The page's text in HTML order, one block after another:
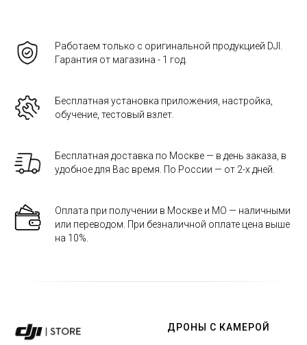
Работаем только с оригинальной продукцией DJI.
Гарантия от магазина - 1 год.
Бесплатная установка приложения, настройка,
обучение, тестовый взлет.
Бесплатная доставка по Москве — в день заказа, в
удобное для Вас время. По России — от 2-х дней.
Оплата при получении в Москве и МО — наличными
или переводом. При безналичной оплате цена выше
на 10%.
ДРОНЫ С КАМЕРОЙ